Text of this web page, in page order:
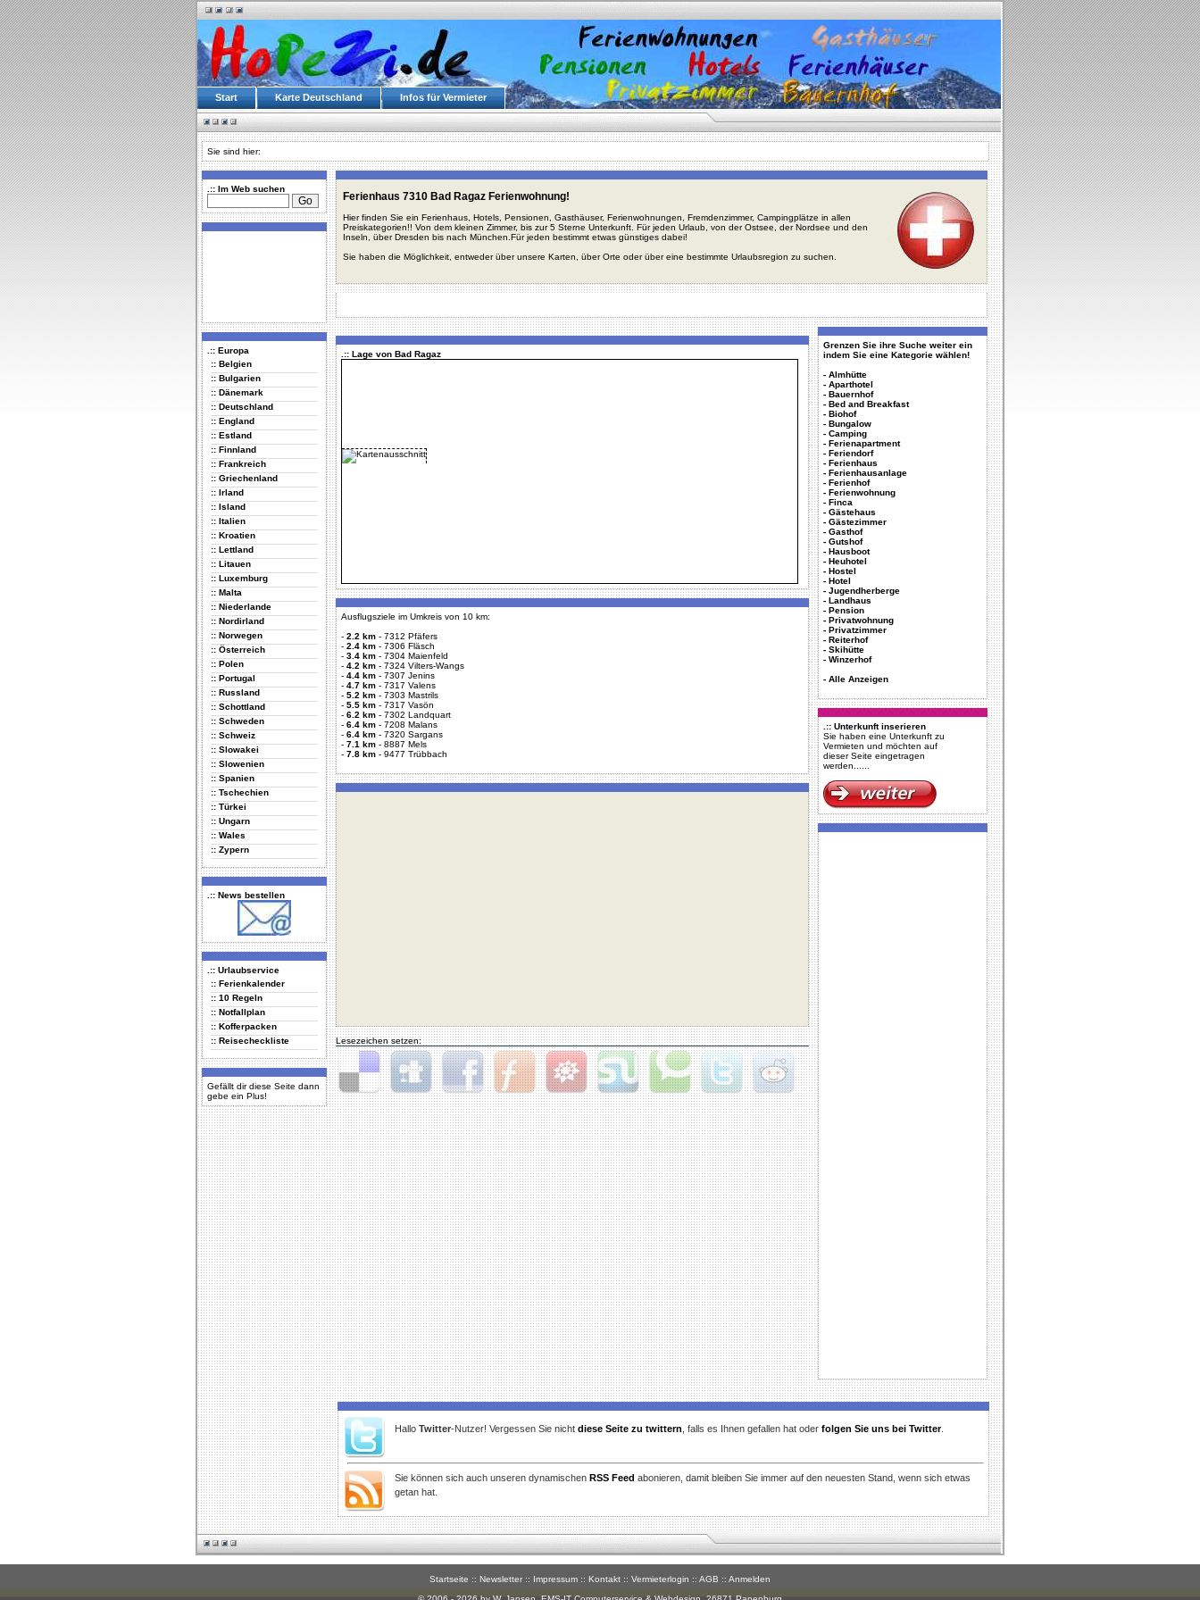
Start Karte Deutschland Infos für Vermieter
Sie sind hier:
.:: Im Web suchen
.:: Europa
:: Belgien
:: Bulgarien
:: Dänemark
:: Deutschland
:: England
:: Estland
:: Finnland
:: Frankreich
:: Griechenland
:: Irland
:: Island
:: Italien
:: Kroatien
:: Lettland
:: Litauen
:: Luxemburg
:: Malta
:: Niederlande
:: Nordirland
:: Norwegen
:: Österreich
:: Polen
:: Portugal
:: Russland
:: Schottland
:: Schweden
:: Schweiz
:: Slowakei
:: Slowenien
:: Spanien
:: Tschechien
:: Türkei
:: Ungarn
:: Wales
:: Zypern
.:: News bestellen
.:: Urlaubservice
:: Ferienkalender
:: 10 Regeln
:: Notfallplan
:: Kofferpacken
:: Reisecheckliste
Gefällt dir diese Seite dann
gebe ein Plus!
Ferienhaus 7310 Bad Ragaz Ferienwohnung!
Hier finden Sie ein Ferienhaus, Hotels, Pensionen, Gasthäuser, Ferienwohnungen, Fremdenzimmer, Campingplätze in allen
Preiskategorien!! Von dem kleinen Zimmer, bis zur 5 Sterne Unterkunft. Für jeden Urlaub, von der Ostsee, der Nordsee und den
Inseln, über Dresden bis nach München.Für jeden bestimmt etwas günstiges dabei!
Sie haben die Möglichkeit, entweder über unsere Karten, über Orte oder über eine bestimmte Urlaubsregion zu suchen.
.:: Lage von Bad Ragaz
Ausflugsziele im Umkreis von 10 km:
- 2.2 km - 7312 Pfäfers
- 2.4 km - 7306 Fläsch
- 3.4 km - 7304 Maienfeld
- 4.2 km - 7324 Vilters-Wangs
- 4.4 km - 7307 Jenins
- 4.7 km - 7317 Valens
- 5.2 km - 7303 Mastrils
- 5.5 km - 7317 Vasön
- 6.2 km - 7302 Landquart
- 6.4 km - 7208 Malans
- 6.4 km - 7320 Sargans
- 7.1 km - 8887 Mels
- 7.8 km - 9477 Trübbach
Lesezeichen setzen:
Delicious Digg Facebook Furl StudiVZ StumbleUponTechnorati Twitter Reddit
Grenzen Sie ihre Suche weiter ein
indem Sie eine Kategorie wählen!
- Almhütte
- Aparthotel
- Bauernhof
- Bed and Breakfast
- Biohof
- Bungalow
- Camping
- Ferienapartment
- Feriendorf
- Ferienhaus
- Ferienhausanlage
- Ferienhof
- Ferienwohnung
- Finca
- Gästehaus
- Gästezimmer
- Gasthof
- Gutshof
- Hausboot
- Heuhotel
- Hostel
- Hotel
- Jugendherberge
- Landhaus
- Pension
- Privatwohnung
- Privatzimmer
- Reiterhof
- Skihütte
- Winzerhof
- Alle Anzeigen
.:: Unterkunft inserieren
Sie haben eine Unterkunft zu
Vermieten und möchten auf
dieser Seite eingetragen
werden......
Hallo Twitter-Nutzer! Vergessen Sie nicht diese Seite zu twittern , falls es Ihnen gefallen hat oder folgen Sie uns bei Twitter.
Sie können sich auch unseren dynamischen RSS Feed abonieren, damit bleiben Sie immer auf den neuesten Stand, wenn sich etwas
getan hat.
Startseite :: Newsletter :: Impressum :: Kontakt :: Vermieterlogin :: AGB :: Anmelden